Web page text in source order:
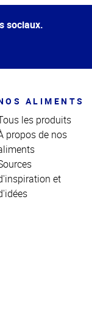
sociaux.
ALIMENTS
les produits
propos de nos
et